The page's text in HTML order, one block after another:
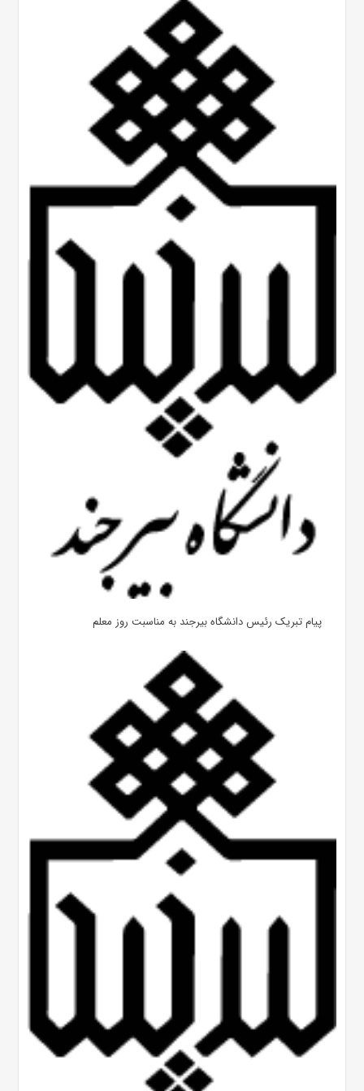
پیام تبریک رئیس دانشگاه بیرجند به مناسبت روز معلم